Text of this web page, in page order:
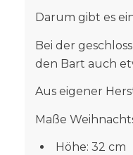
Darum gibt es
Bei der
den Bart auch
Aus eigener
Maße
Höhe: 32 cm